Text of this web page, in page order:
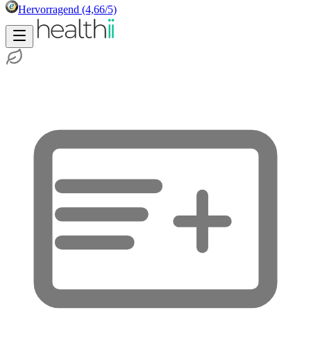
Hervorragend (4,66/5)